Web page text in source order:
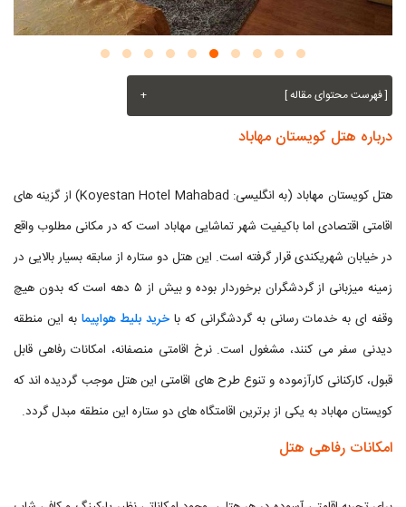
[ فهرست محتوای مقاله ] +
درباره هتل کویستان مهاباد
هتل کویستان مهاباد (به انگلیسی: Koyestan Hotel Mahabad) از گزینه های
اقامتی اقتصادی اما باکیفیت شهر تماشایی مهاباد است که در مکانی مطلوب واقع
در خیابان شهریکندی قرار گرفته است. این هتل دو ستاره از سابقه بسیار بالایی در
زمینه میزبانی از گردشگران برخوردار بوده و بیش از ۵ دهه است که بدون هیچ
وقفه ای به خدمات رسانی به گردشگرانی که با خرید بلیط هواپیما به این منطقه
دیدنی سفر می کنند، مشغول است. نرخ اقامتی منصفانه، امکانات رفاهی قابل
قبول، کارکنانی کارآزموده و تنوع طرح های اقامتی این هتل موجب گردیده اند که
کویستان مهاباد به یکی از برترین اقامتگاه های دو ستاره این منطقه مبدل گردد.
امکانات رفاهی هتل